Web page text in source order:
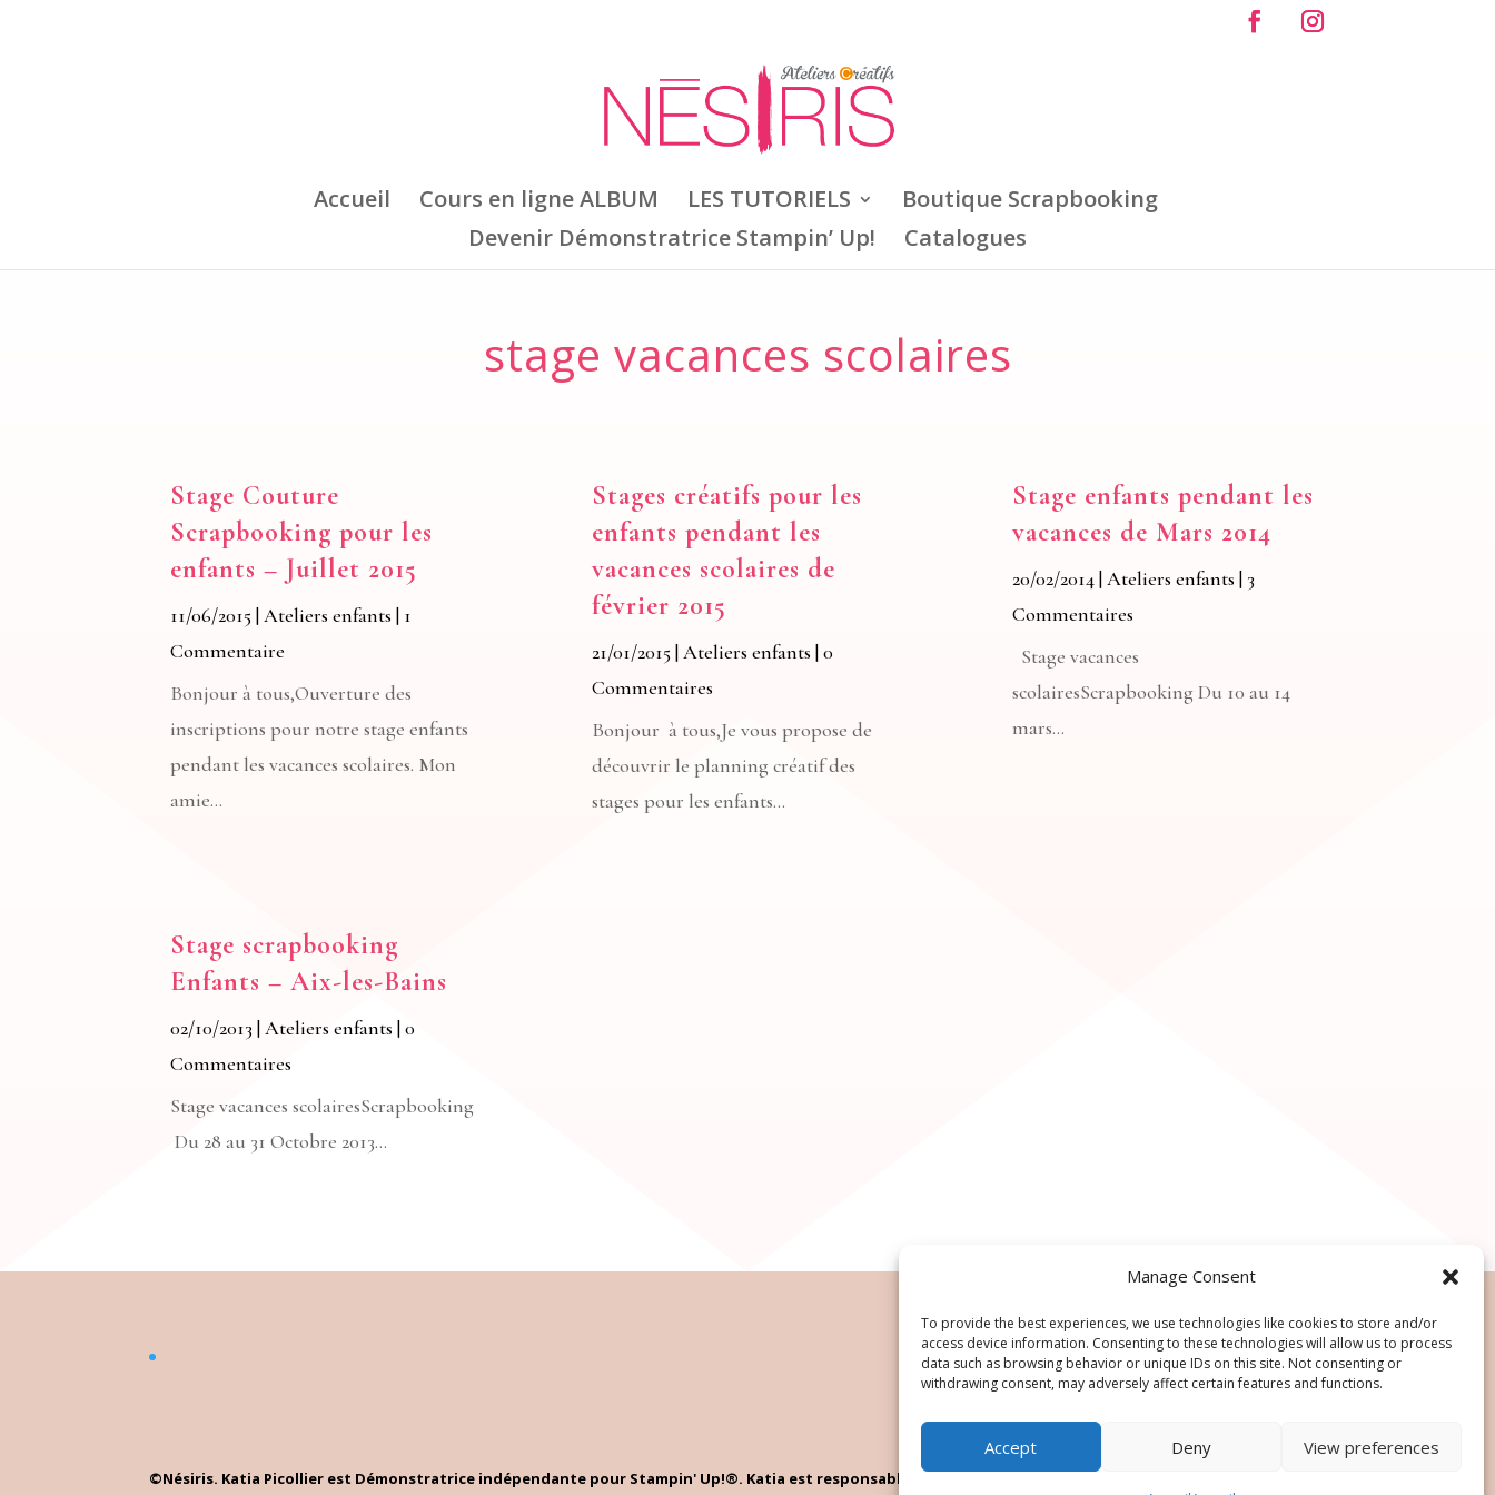
Manage Consent
To provide the best experiences, we use technologies like cookies to store and/or
access device information. Consenting to these technologies will allow us to process
data such as browsing behavior or unique IDs on this site. Not consenting or
withdrawing consent, may adversely affect certain features and functions.
Accept Deny View preferences
Accueil Cours en ligne ALBUM LES TUTORIELS
Boutique Scrapbooking
Devenir Démonstratrice Stampin’ Up!
Catalogues
stage vacances scolaires
Stage Couture
Scrapbooking pour les
enfants – Juillet 2015
11/06/2015|Ateliers enfants | 1
Commentaire
Bonjour à tous,Ouverture des
inscriptions pour notre stage enfants
pendant les vacances scolaires. Mon
amie...
Stage scrapbooking
Enfants – Aix-les-Bains
02/10/2013 |Ateliers enfants | 0
Commentaires
Stage vacances scolairesScrapbooking
Du 28 au 31 Octobre 2013...
Stages créatifs pour les
enfants pendant les
vacances scolaires de
février 2015
21/01/2015|Ateliers enfants | 0
Commentaires
Bonjour à tous,Je vous propose de
découvrir le planning créatif des
stages pour les enfants...
Stage enfants pendant les
vacances de Mars 2014
20/02/2014|Ateliers enfants | 3
Commentaires
Stage vacances
scolairesScrapbooking Du 10 au 14
mars...
©Nésiris. Katia Picollier est Démonstratrice indépendante pour Stampin' Up!®. Katia est responsable du contenu de ce site, pour toute utilisation des